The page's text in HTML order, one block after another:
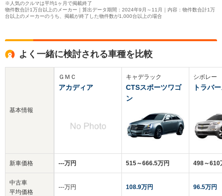
※人気のクルマは平均1ヶ月で掲載終了
物件数合計1万台以上のメーカー｜算出データ期間：2024年9月～11月｜内容：物件数合計1万
台以上のメーカーのうち、掲載が終了した物件数が1,000台以上の場合
よく一緒に検討される車種を比較
基本情報
新車価格
中古車
平均価格
ＧＭＣ
アカディア
‐‐‐万円
‐‐‐万円
キャデラック
CTSスポーツワゴ
ン
515～666.5万円
108.9万円
シボレー
トラバ
498～610
96.5万円